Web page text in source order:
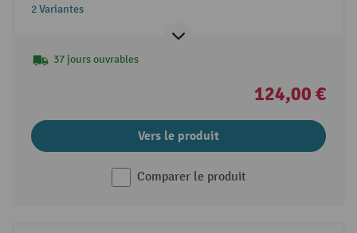
2 Variantes
37 jours ouvrables
124,00 €
Vers le produit
Comparer le produit